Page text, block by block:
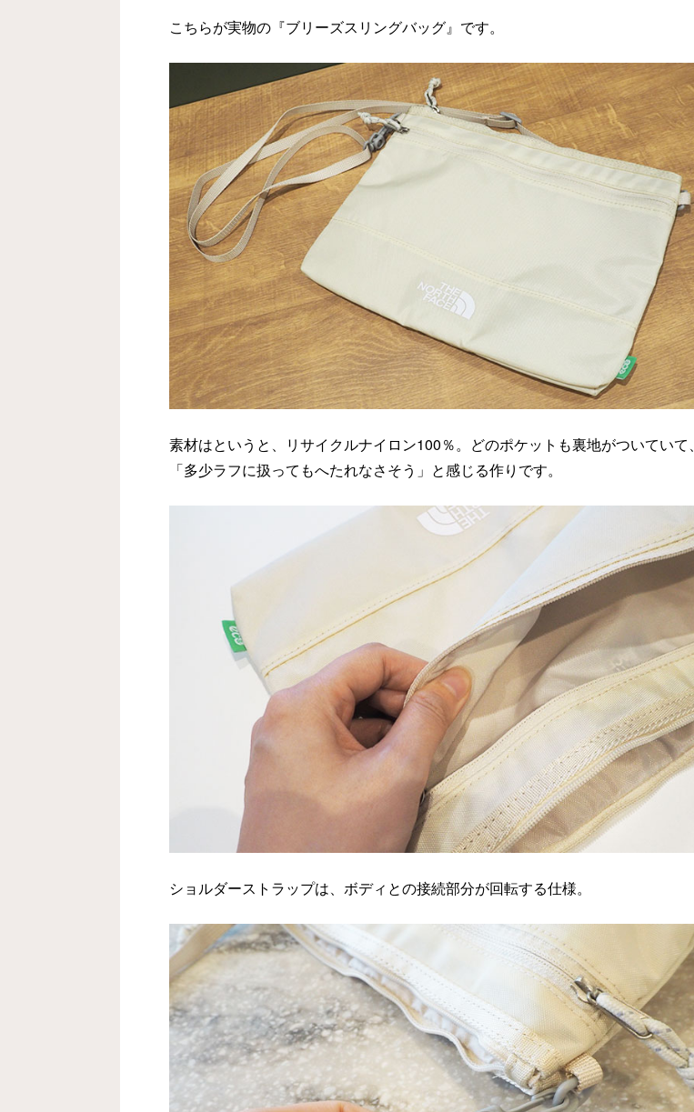
こちらが実物の『ブリーズスリングバッグ』です。
素材はというと、リサイクルナイロン100％。どのポケットも裏地がついていて、
「多少ラフに扱ってもへたれなさそう」と感じる作りです。
ショルダーストラップは、ボディとの接続部分が回転する仕様。